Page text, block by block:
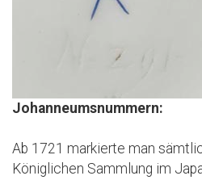
Johanneumsnummern:
Ab 1721 markierte man
Königlichen Sammlung im